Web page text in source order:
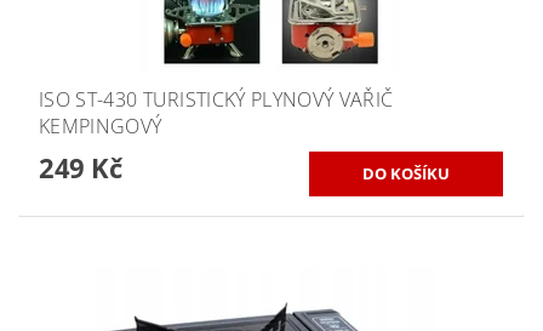
ISO ST-430 TURISTICKÝ PLYNOVÝ VAŘIČ
KEMPINGOVÝ
249 Kč